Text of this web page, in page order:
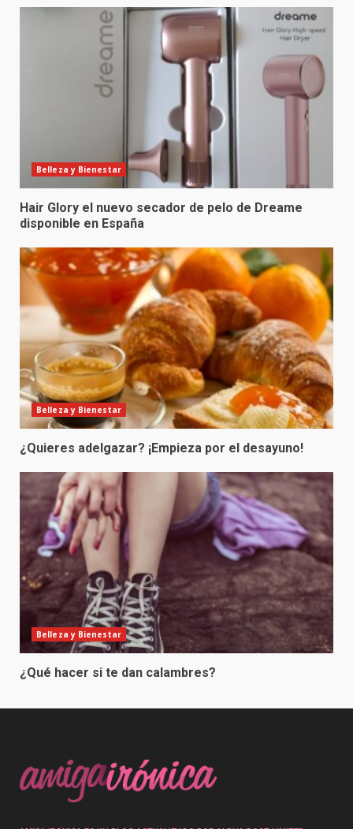
Belleza y Bienestar
Hair Glory el nuevo secador de pelo de Dreame
disponible en España
Belleza y Bienestar
¿Quieres adelgazar? ¡Empieza por el desayuno!
Belleza y Bienestar
¿Qué hacer si te dan calambres?